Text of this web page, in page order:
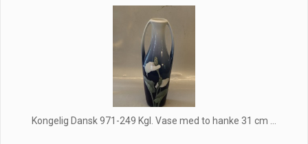
Kongelig Dansk 971-249 Kgl. Vase med to hanke 31 cm ...